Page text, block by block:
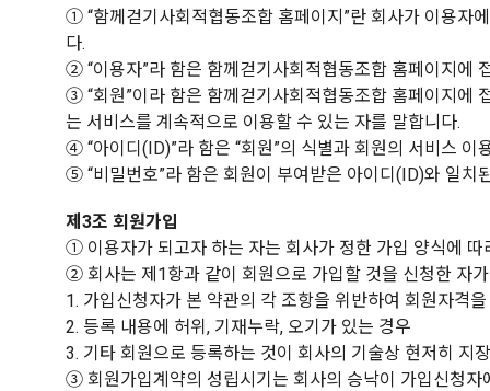
① “함께걷기사회적협동조합 홈페이지”란 회사가 이용자
다.
② “이용자”라 함은 함께걷기사회적협동조합 홈페이지에
③ “회원”이라 함은 함께걷기사회적협동조합 홈페이지에
는 서비스를 계속적으로 이용할 수 있는 자를 말합니다.
④ “아이디(ID)”라 함은 “회원”의 식별과 회원의 서비스 이
⑤ “비밀번호”라 함은 회원이 부여받은 아이디(ID)와 일
제3조 회원가입
① 이용자가 되고자 하는 자는 회사가 정한 가입 양식에
② 회사는 제1항과 같이 회원으로 가입할 것을 신청한 자
1. 가입신청자가 본 약관의 각 조항을 위반하여 회원자격
2. 등록 내용에 허위, 기재누락, 오기가 있는 경우
3. 기타 회원으로 등록하는 것이 회사의 기술상 현저히 지
③ 회원가입계약의 성립시기는 회사의 승낙이 가입신청자